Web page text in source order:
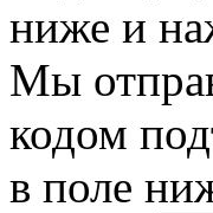
ниже и
Мы
кодом
в поле